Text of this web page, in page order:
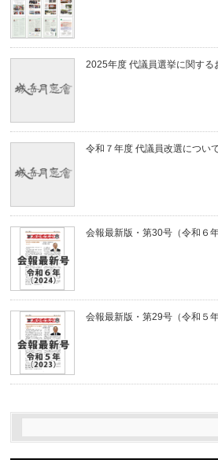
2025年度 代議員選挙に関する
令和７年度 代議員改選につい
会報最新版・第30号（令和６
会報最新版・第29号（令和５